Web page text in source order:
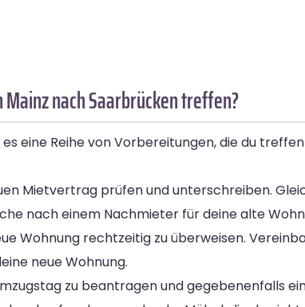
nach Saarbrücken treffen?
eine Reihe von Vorbereitungen, die du
Mietvertrag prüfen und unterschreiben.
nach einem Nachmieter für deine alte
Wohnung rechtzeitig zu überweisen.
neue Wohnung.
zu beantragen und gegebenenfalls